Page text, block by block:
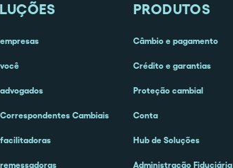
Cambiais
PRODUTOS
Câmbio e pagamento
Crédito e garantias
Proteção cambial
Conta
Hub de Soluções
Administração Fiduciária